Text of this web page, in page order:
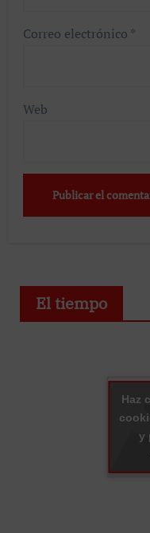
Correo electrónico *
Web
El tiempo
Haz
y